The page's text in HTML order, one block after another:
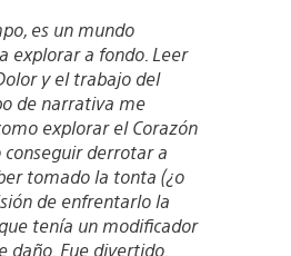
es un mundo
explorar a fondo. Leer
y el trabajo del
de narrativa me
explorar el Corazón
conseguir derrotar a
tomado la tonta (¿o
de enfrentarlo la
tenía un modificador
daño. Fue divertido.